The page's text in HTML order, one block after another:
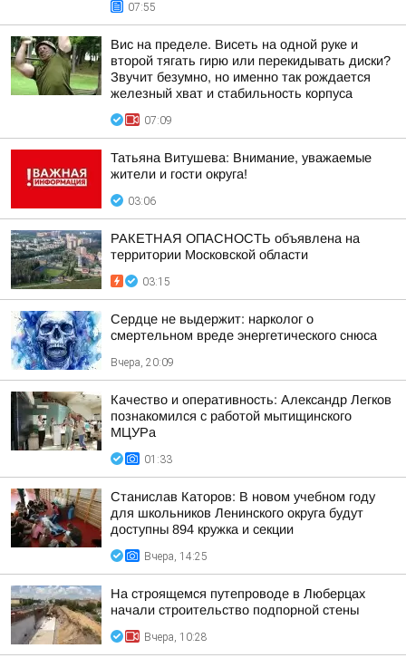
07:55
Вис на пределе. Висеть на одной руке и
второй тягать гирю или перекидывать диски?
Звучит безумно, но именно так рождается
железный хват и стабильность корпуса
07:09
Татьяна Витушева: Внимание, уважаемые
жители и гости округа!
03:06
РАКЕТНАЯ ОПАСНОСТЬ объявлена на
территории Московской области
03:15
Сердце не выдержит: нарколог о
смертельном вреде энергетического снюса
Вчера, 20:09
Качество и оперативность: Александр Легков
познакомился с работой мытищинского
МЦУРа
01:33
Станислав Каторов: В новом учебном году
для школьников Ленинского округа будут
доступны 894 кружка и секции
Вчера, 14:25
На строящемся путепроводе в Люберцах
начали строительство подпорной стены
Вчера, 10:28